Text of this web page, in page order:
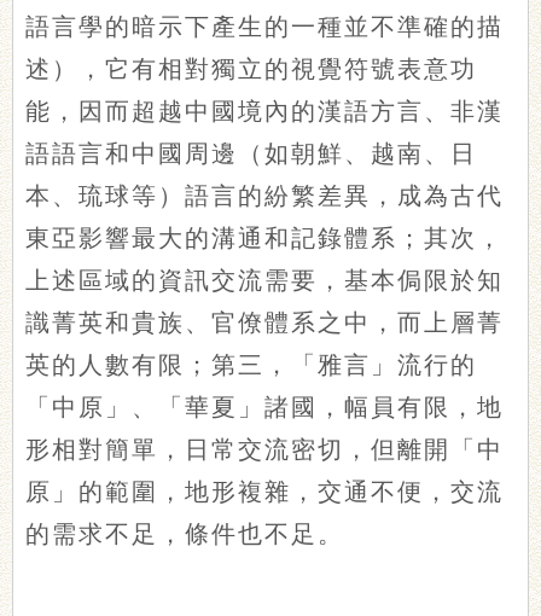
語言學的暗示下產生的一種並不準確的描
述），它有相對獨立的視覺符號表意功
能，因而超越中國境內的漢語方言、非漢
語語言和中國周邊（如朝鮮、越南、日
本、琉球等）語言的紛繁差異，成為古代
東亞影響最大的溝通和記錄體系；其次，
上述區域的資訊交流需要，基本侷限於知
識菁英和貴族、官僚體系之中，而上層菁
英的人數有限；第三，「雅言」流行的
「中原」、「華夏」諸國，幅員有限，地
形相對簡單，日常交流密切，但離開「中
原」的範圍，地形複雜，交通不便，交流
的需求不足，條件也不足。